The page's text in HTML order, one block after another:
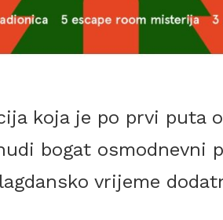
koja je po prvi puta
bogat osmodnevni
vrijeme